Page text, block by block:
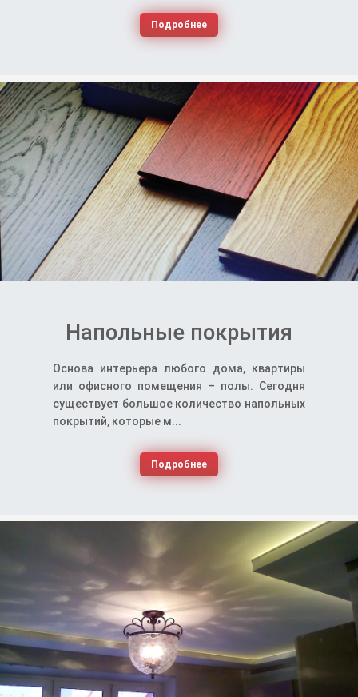
Подробнее
Напольные покрытия
Основа интерьера любого дома, квартиры
или офисного помещения – полы. Сегодня
существует большое количество напольных
покрытий, которые м...
Подробнее